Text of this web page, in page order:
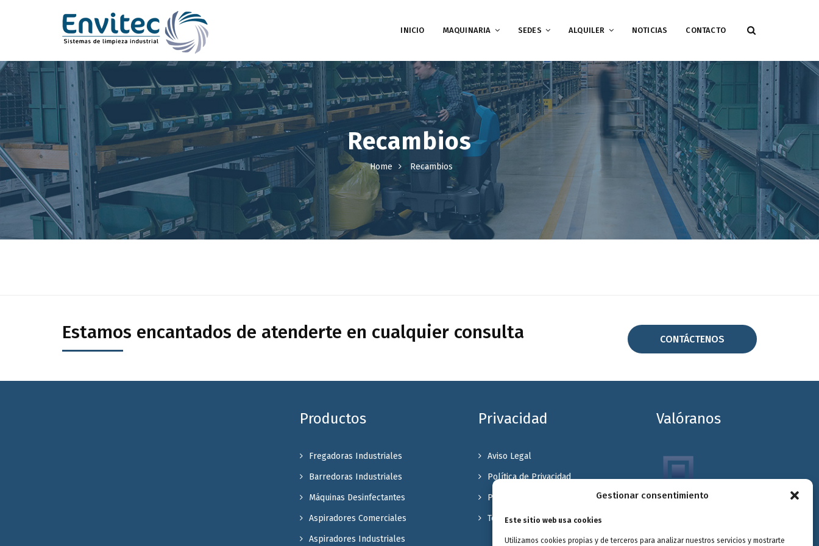
Gestionar consentimiento
Este sitio web usa cookies
Utilizamos cookies propias y de terceros para analizar nuestros servicios y mostrarte
INICIO MAQUINARIA SEDES ALQUILER NOTICIAS CONTACTO
Recambios
Home Recambios
Estamos encantados de atenderte en cualquier consulta CONTÁCTENOS
Productos
Fregadoras Industriales
Barredoras Industriales
Máquinas Desinfectantes
Aspiradores Comerciales
Aspiradores Industriales
Privacidad
Aviso Legal
Política de Privacidad
Política de cookies
Terminos y Condiciones
Valóranos
Envitec Murcia: